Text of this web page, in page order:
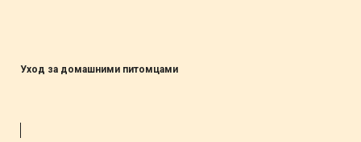
Уход за домашними питомцами